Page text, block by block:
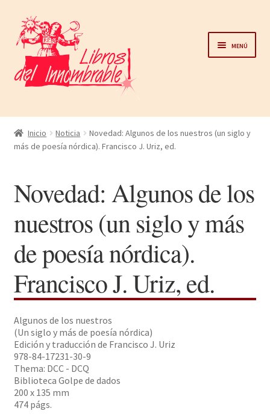
navegación
al
contenido
Menú
Home
Catálogo
Noticias
Autores
Sobre nosotros
Solicitar Pedido
Contacto
Inicio Noticia
Novedad: Algunos de los nuestros (un siglo y
más de poesía nórdica). Francisco J. Uriz, ed.
Novedad: Algunos de los
nuestros (un siglo y más
de poesía nórdica).
Francisco J. Uriz, ed.
Algunos de los nuestros
(Un siglo y más de poesía nórdica)
Edición y traducción de Francisco J. Uriz
978-84-17231-30-9
Thema: DCC - DCQ
Biblioteca Golpe de dados
200 x 135 mm
474 págs.